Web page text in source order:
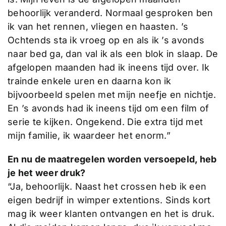
behoorlijk veranderd. Normaal gesproken ben
ik van het rennen, vliegen en haasten. ’s
Ochtends sta ik vroeg op en als ik ’s avonds
naar bed ga, dan val ik als een blok in slaap. De
afgelopen maanden had ik ineens tijd over. Ik
trainde enkele uren en daarna kon ik
bijvoorbeeld spelen met mijn neefje en nichtje.
En ’s avonds had ik ineens tijd om een film of
serie te kijken. Ongekend. Die extra tijd met
mijn familie, ik waardeer het enorm.”
En nu de maatregelen worden versoepeld, heb
je het weer druk?
“Ja, behoorlijk. Naast het crossen heb ik een
eigen bedrijf in wimper extentions. Sinds kort
mag ik weer klanten ontvangen en het is druk.